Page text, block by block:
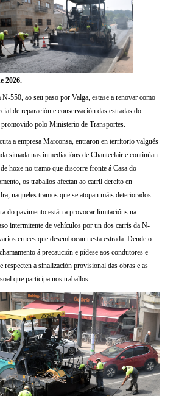
2026.
550, ao seu paso por Valga, estase a renovar como
de reparación e conservación das estradas do
promovido polo Ministerio de Transportes.
a empresa Marconsa, entraron en territorio valgués
situada nas inmediacións de Chanteclair e continúan
hoxe no tramo que discorre fronte á Casa do
os traballos afectan ao carril dereito en
naqueles tramos que se atopan máis deteriorados.
do pavimento están a provocar limitacións na
intermitente de vehículos por un dos carrís da N-
cruces que desembocan nesta estrada. Dende o
á precaución e pídese aos condutores e
respecten a sinalización provisional das obras e as
que participa nos traballos.